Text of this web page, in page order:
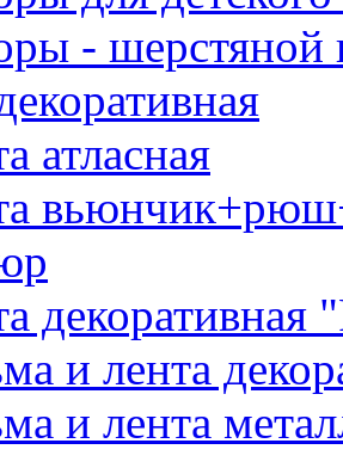
- шерстяной
атласная
декоративная
и лента
и лента